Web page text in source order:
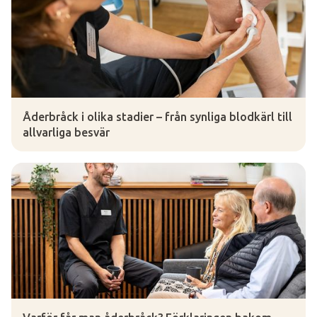
Åderbråck i olika stadier – från synliga blodkärl till
allvarliga besvär